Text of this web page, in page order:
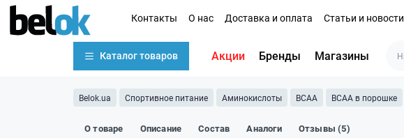
Контакты О нас Доставка и оплата Статьи и новости
Каталог товаров Акции Бренды Магазины
Belok.ua Спортивное питание Аминокислоты BCAA BCAA в порошке
О товаре Описание Состав Аналоги Отзывы (5)